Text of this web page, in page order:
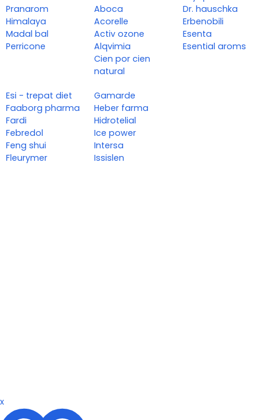
Pranarom
Himalaya
Madal bal
Perricone
Aboca
Acorelle
Activ ozone
Alqvimia
Cien por cien
natural
Dr. hauschka
Erbenobili
Esenta
Esential aroms
Esi - trepat diet
Faaborg pharma
Fardi
Febredol
Feng shui
Fleurymer
Gamarde
Heber farma
Hidrotelial
Ice power
Intersa
Issislen
x